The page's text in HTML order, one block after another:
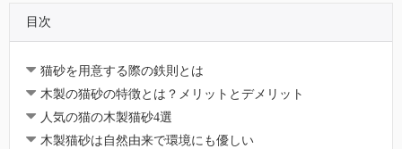
目次
猫砂を用意する際の鉄則とは
木製の猫砂の特徴とは？メリットとデメリット
人気の猫の木製猫砂4選
木製猫砂は自然由来で環境にも優しい